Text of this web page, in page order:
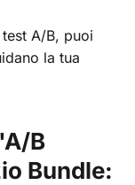
A/B, puoi
la tua
B
Bundle: